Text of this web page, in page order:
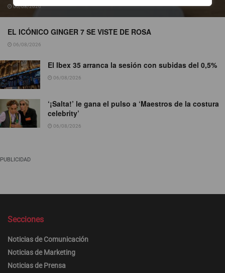
06/08/2026
EL ICÓNICO GINGER 7 SE VISTE DE ROSA
06/08/2026
El Ibex 35 arranca la sesión con subidas del 0,5%
06/08/2026
‘¡Salta!’ le gana el pulso a ‘Maestros de la costura
celebrity’
06/08/2026
PUBLICIDAD
Secciones
Noticias de Comunicación
Noticias de Marketing
Noticias de Prensa